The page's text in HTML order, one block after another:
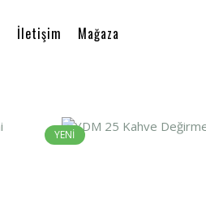
İletişim Mağaza
YENİ